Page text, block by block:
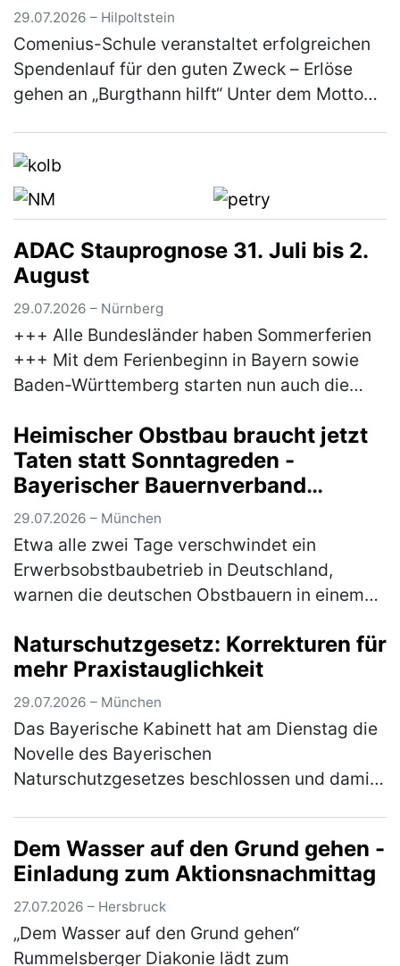
29.07.2026 – Hilpoltstein
Comenius-Schule veranstaltet erfolgreichen
Spendenlauf für den guten Zweck – Erlöse
gehen an „Burgthann hilft“ Unter dem Motto
ADAC Stauprognose 31. Juli bis 2.
August
29.07.2026 – Nürnberg
+++ Alle Bundesländer haben Sommerferien
+++ Mit dem Ferienbeginn in Bayern sowie
Baden-Württemberg starten nun auch die
Damit erreicht der Reiseverkehr sein…(mehr)
Heimischer Obstbau braucht jetzt
Taten statt Sonntagreden -
Bayerischer Bauernverband
unterstützt Brandbrief der
Obstbauern
29.07.2026 – München
Etwa alle zwei Tage verschwindet ein
Erwerbsobstbaubetrieb in Deutschland,
warnen die deutschen Obstbauern in einem
Bauernverband (BBV) anschließt.
Mitunterzei…(mehr)
Naturschutzgesetz: Korrekturen für
mehr Praxistauglichkeit
29.07.2026 – München
Das Bayerische Kabinett hat am Dienstag die
Novelle des Bayerischen
Naturschutzgesetzes beschlossen und damit
"Der B…(mehr)
Dem Wasser auf den Grund gehen -
Einladung zum Aktionsnachmittag
27.07.2026 – Hersbruck
„Dem Wasser auf den Grund gehen“
Rummelsberger Diakonie lädt zum